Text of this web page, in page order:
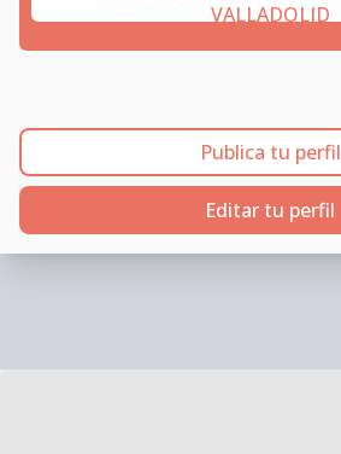
VALLADOLID
Publica tu perfil
Editar tu perfil